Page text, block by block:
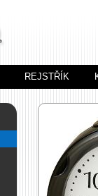
REJSTŘÍK